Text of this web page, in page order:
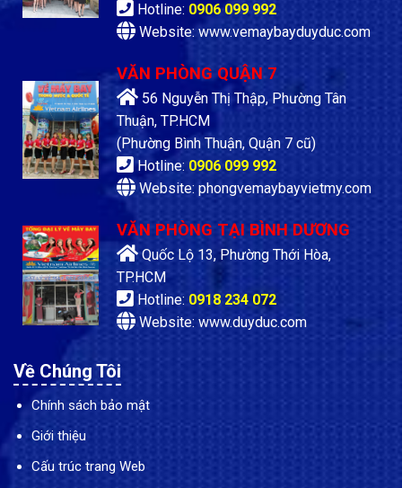
Hotline: 0906 099 992
Website: www.vemaybayduyduc.com
VĂN PHÒNG QUẬN 7
56 Nguyễn Thị Thập, Phường Tân
Thuận, TP.HCM
(Phường Bình Thuận, Quận 7 cũ)
Hotline: 0906 099 992
Website: phongvemaybayvietmy.com
VĂN PHÒNG TẠI BÌNH DƯƠNG
Quốc Lộ 13, Phường Thới Hòa,
TP.HCM
Hotline: 0918 234 072
Website: www.duyduc.com
Về Chúng Tôi
Chính sách bảo mật
Giới thiệu
Cấu trúc trang Web